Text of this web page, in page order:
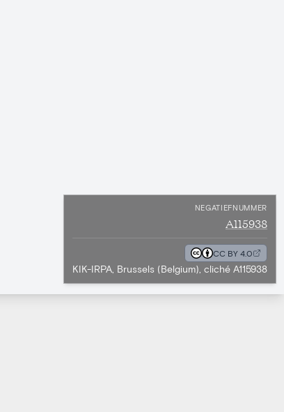
NEGATIEFNUMMER
A115938
CC BY 4.0
KIK-IRPA, Brussels (Belgium), cliché A115938